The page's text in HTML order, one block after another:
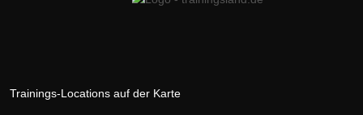
Trainings-Locations auf der Karte